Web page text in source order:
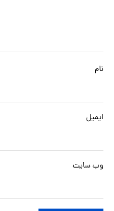
نام
ایمیل
وب‌ سایت